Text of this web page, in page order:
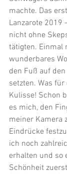
machte. Das
Lanzarote 2019
nicht ohne
tätigten. Einmal
wunderbares
den Fuß auf
setzten. Was
Kulisse! Schon
es mich, den
meiner Kamera
Eindrücke
ich noch
erhalten und so
Schönheit